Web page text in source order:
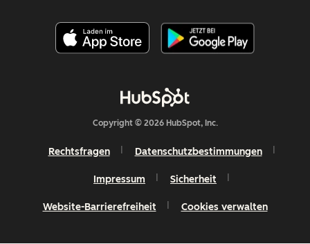
Copyright © 2026 HubSpot, Inc.
Rechtsfragen Datenschutzbestimmungen
Impressum Sicherheit
Website-Barrierefreiheit Cookies verwalten